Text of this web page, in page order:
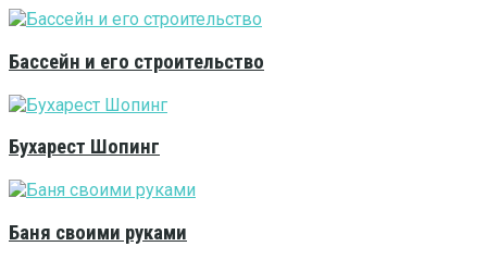
Бассейн и его строительство
Бухарест Шопинг
Баня своими руками